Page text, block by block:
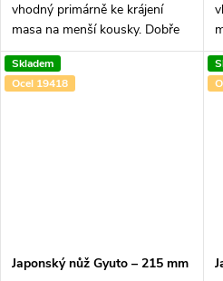
vhodný primárně ke krájení
masa na menší kousky. Dobře
si poradí s tužšími částmi, jako
jsou třeba vazy a šlachy, lze jej
ovšem spolehlivě využít i u...
Skladem
Ocel 19418
Japonský nůž Gyuto –⁠⁠⁠⁠⁠⁠ 215 mm